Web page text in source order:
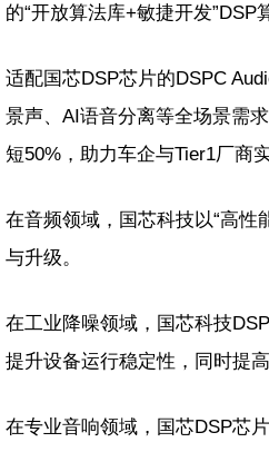
的“开放算法库+敏捷开发
适配国芯DSP芯片的DSPC
景声、AI语音分离等全场景需
短50%，助力车企与Tier1厂商实
在音频领域，国芯科技以“高
与升级。
在工业降噪领域，国芯科技
提升设备运行稳定性，同时提
在专业音响领域，国芯DSP芯